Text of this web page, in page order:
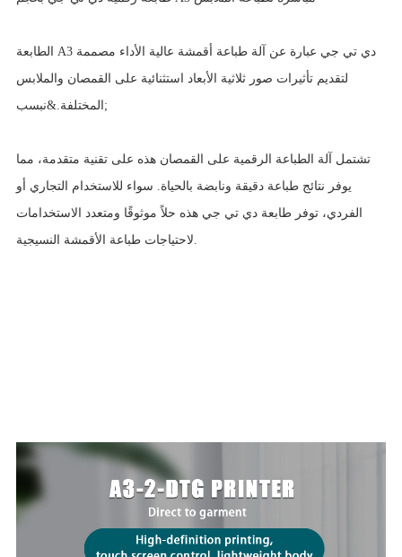
الطابعة A3 دي تي جي عبارة عن آلة طباعة أقمشة عالية الأداء مصممة
لتقديم تأثيرات صور ثلاثية الأبعاد استثنائية على القمصان والملابس
المختلفة.&نبسب;
تشتمل آلة الطباعة الرقمية على القمصان هذه على تقنية متقدمة، مما
يوفر نتائج طباعة دقيقة ونابضة بالحياة. سواء للاستخدام التجاري أو
الفردي، توفر طابعة دي تي جي هذه حلاً موثوقًا ومتعدد الاستخدامات
لاحتياجات طباعة الأقمشة النسيجية.